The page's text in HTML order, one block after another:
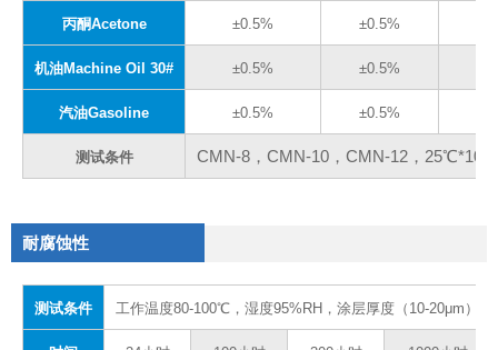
丙酮Acetone ±0.5% ±0.5%
机油Machine Oil 30# ±0.5% ±0.5%
汽油Gasoline ±0.5% ±0.5%
测试条件 CMN-8，CMN-10，CMN-12，
耐腐蚀性
测试条件 工作温度80-100℃，湿度95%RH，涂层厚度（10-20μm）